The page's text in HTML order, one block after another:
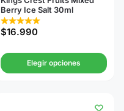
Berry Ice Salt 30ml
$16.990
Elegir opciones